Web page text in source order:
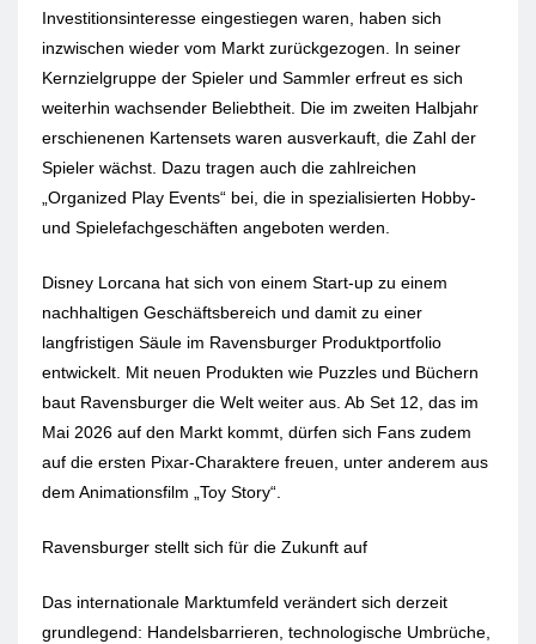
Investitionsinteresse eingestiegen waren, haben sich
inzwischen wieder vom Markt zurückgezogen. In seiner
Kernzielgruppe der Spieler und Sammler erfreut es sich
weiterhin wachsender Beliebtheit. Die im zweiten Halbjahr
erschienenen Kartensets waren ausverkauft, die Zahl der
Spieler wächst. Dazu tragen auch die zahlreichen
„Organized Play Events“ bei, die in spezialisierten Hobby-
und Spielefachgeschäften angeboten werden.
Disney Lorcana hat sich von einem Start-up zu einem
nachhaltigen Geschäftsbereich und damit zu einer
langfristigen Säule im Ravensburger Produktportfolio
entwickelt. Mit neuen Produkten wie Puzzles und Büchern
baut Ravensburger die Welt weiter aus. Ab Set 12, das im
Mai 2026 auf den Markt kommt, dürfen sich Fans zudem
auf die ersten Pixar-Charaktere freuen, unter anderem aus
dem Animationsfilm „Toy Story“.
Ravensburger stellt sich für die Zukunft auf
Das internationale Marktumfeld verändert sich derzeit
grundlegend: Handelsbarrieren, technologische Umbrüche,